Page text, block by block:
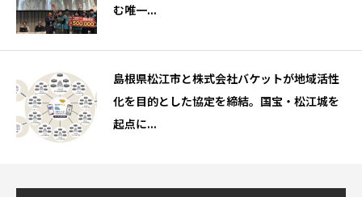
む唯一...
島根県松江市と株式会社バケットが地域活性
化を目的とした協定を締結。国宝・松江城を
起点に...